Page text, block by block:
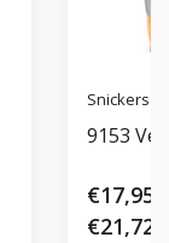
Snickers
9153
€17,95
€21,72